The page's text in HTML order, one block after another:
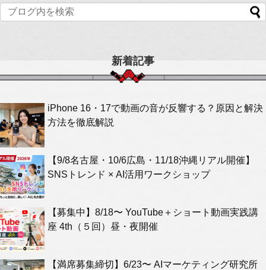
新着記事
iPhone 16・17で動画の音が反響する？原因と解決
方法を徹底解説
【9/8名古屋・10/6広島・11/18沖縄リアル開催】
SNSトレンド × AI活用ワークショップ
【募集中】8/18〜 YouTube＋ショート動画実践講
座 4th（５回）昼・夜開催
【満席募集締切】6/23〜 AIマーケティング研究所